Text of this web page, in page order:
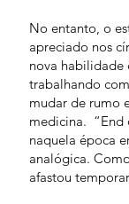
No entanto, o
apreciado nos
nova habilidade
trabalhando
mudar de rumo
medicina. “End
naquela época
analógica.
afastou